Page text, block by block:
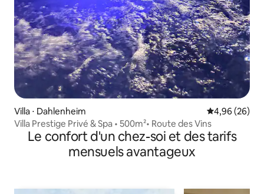
Villa ⋅ Dahlenheim Évaluation
4,96 (26)
Villa Prestige Privé & Spa • 500m²• Route des Vins
Le confort d'un chez-soi et des tarifs
mensuels avantageux